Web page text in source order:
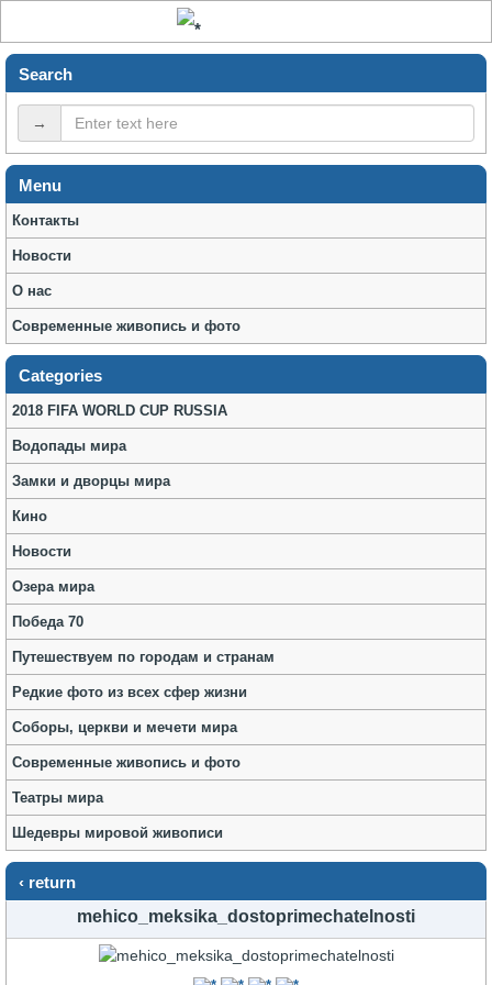
Search
→
Menu
Контакты
Новости
О нас
Современные живопись и фото
Categories
2018 FIFA WORLD CUP RUSSIA
Водопады мира
Замки и дворцы мира
Кино
Новости
Озера мира
Победа 70
Путешествуем по городам и странам
Редкие фото из всех сфер жизни
Соборы, церкви и мечети мира
Современные живопись и фото
Театры мира
Шедевры мировой живописи
‹ return
mehico_meksika_dostoprimechatelnosti